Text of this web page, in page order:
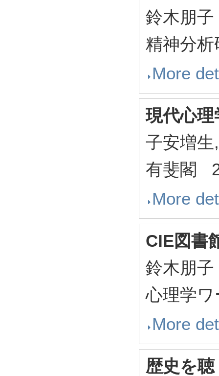
鈴木朋子
精神分
More
現代心理
子安増
有斐閣
More
CIE図書
鈴木朋子
心理学
More
歴史を聴